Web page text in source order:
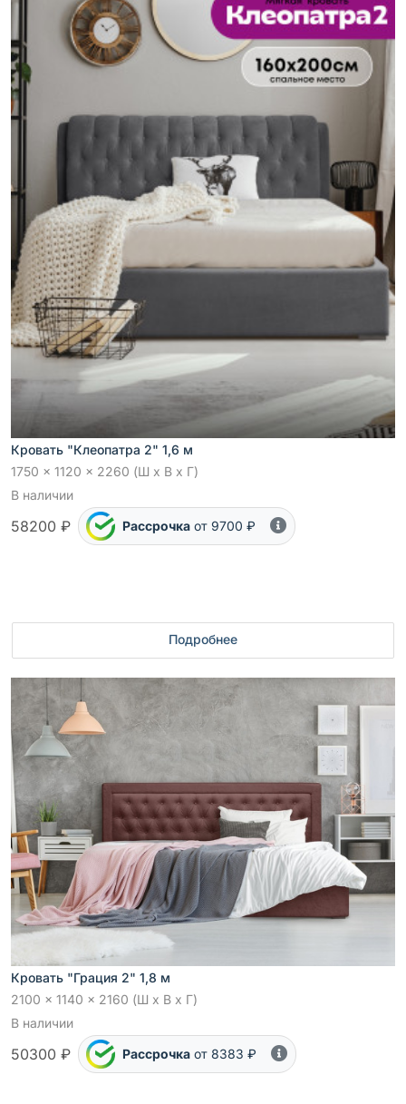
Кровать "Клеопатра 2" 1,6 м
1750 x 1120 x 2260 (Ш x В x Г)
В наличии
58200 ₽ Рассрочка от 9700 ₽
Подробнее
Кровать "Грация 2" 1,8 м
2100 x 1140 x 2160 (Ш x В x Г)
В наличии
50300 ₽ Рассрочка от 8383 ₽